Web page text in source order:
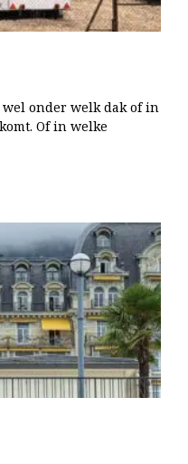
wel onder welk dak of in
Of in welke